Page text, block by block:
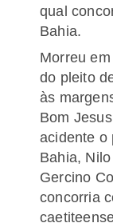
qual
Bahia.
Morreu
do pleito
às
Bom
acidente o
Bahia,
Gercino
concorria